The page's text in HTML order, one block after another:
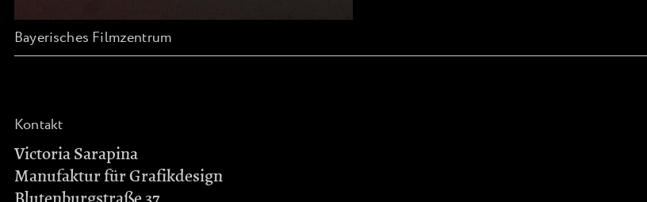
Bayerisches Filmzentrum
Kontakt
Victoria Sarapina
Manufaktur für Grafikdesign
Blutenburgstraße 37